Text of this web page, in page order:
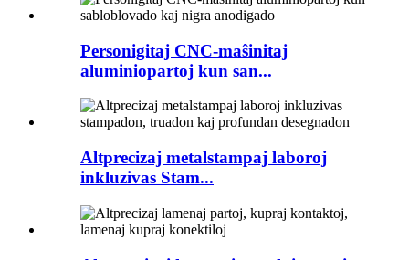
Personigitaj CNC-maŝinitaj
aluminiopartoj kun san...
Altprecizaj metalstampaj laboroj
inkluzivas Stam...